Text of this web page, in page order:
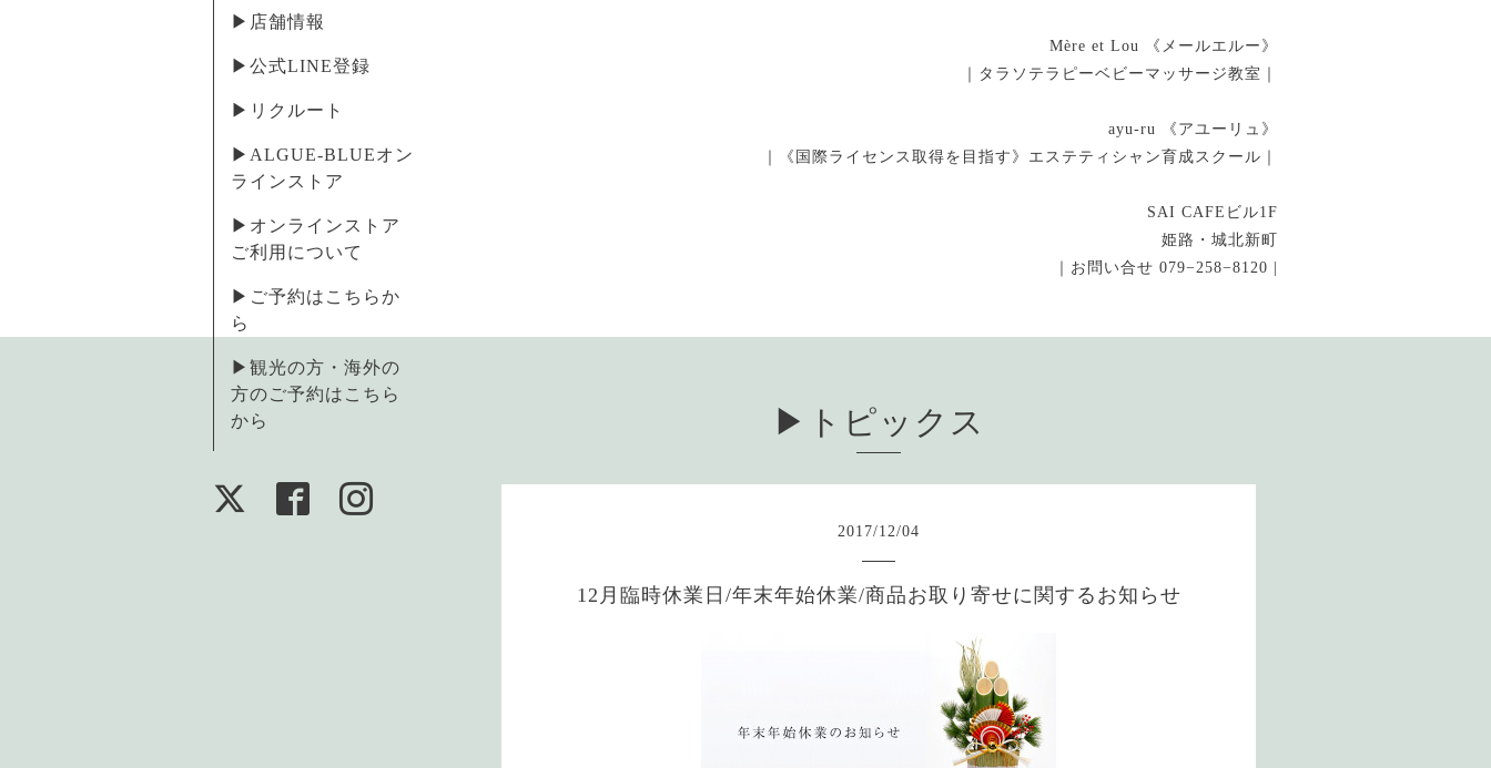
Mère et Lou 《メールエルー》
｜タラソテラピーベビーマッサージ教室｜
ayu-ru 《アユーリュ》
｜《国際ライセンス取得を目指す》エステティシャン育成スクール｜
SAI CAFEビル1F
姫路・城北新町
｜お問い合せ 079−258−8120 |
▶︎店舗情報
▶︎公式LINE登録
▶︎リクルート
▶︎ALGUE-BLUEオン
ラインストア
▶︎オンラインストア
ご利用について
▶︎ご予約はこちらか
ら
▶︎観光の方・海外の
方のご予約はこちら
から
▶︎トピックス
2017/12/04
12月臨時休業日/年末年始休業/商品お取り寄せに関するお知らせ